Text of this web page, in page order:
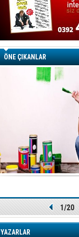
ÖNE ÇIKANLAR
1/20
YAZARLAR